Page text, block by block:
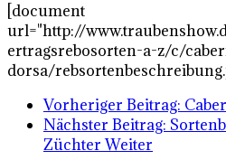
[document
url="http://
ertragsrebosorten-a-z/c/
dorsa/
Vorheriger Beitrag:
Nächster Beitrag:
ZüchterWeiter